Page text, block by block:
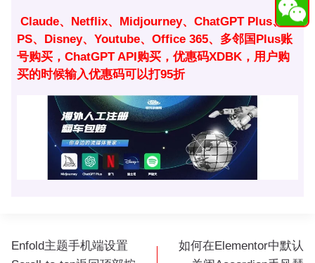
Claude、Netflix、Midjourney、ChatGPT Plus、
PS、Disney、Youtube、Office 365、多邻国Plus账
号购买，ChatGPT API购买，优惠码XDBK，用户购
买的时候输入优惠码可以打95折
文
章
Enfold主题手机端设置
如何在Elementor中默认